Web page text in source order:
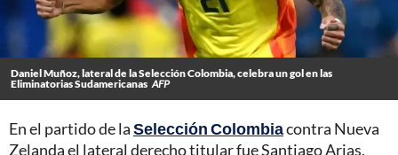
Daniel Muñoz, lateral de la Selección Colombia, celebra un gol en las
Eliminatorias Sudamericanas AFP
En el partido de laSelección Colombiacontra Nueva
Zelanda el lateral derecho titular fue Santiago Arias,